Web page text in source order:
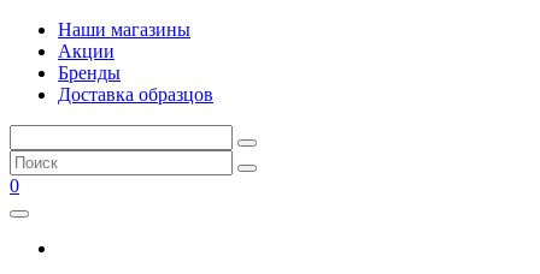
Наши магазины
Акции
Бренды
Доставка образцов
0